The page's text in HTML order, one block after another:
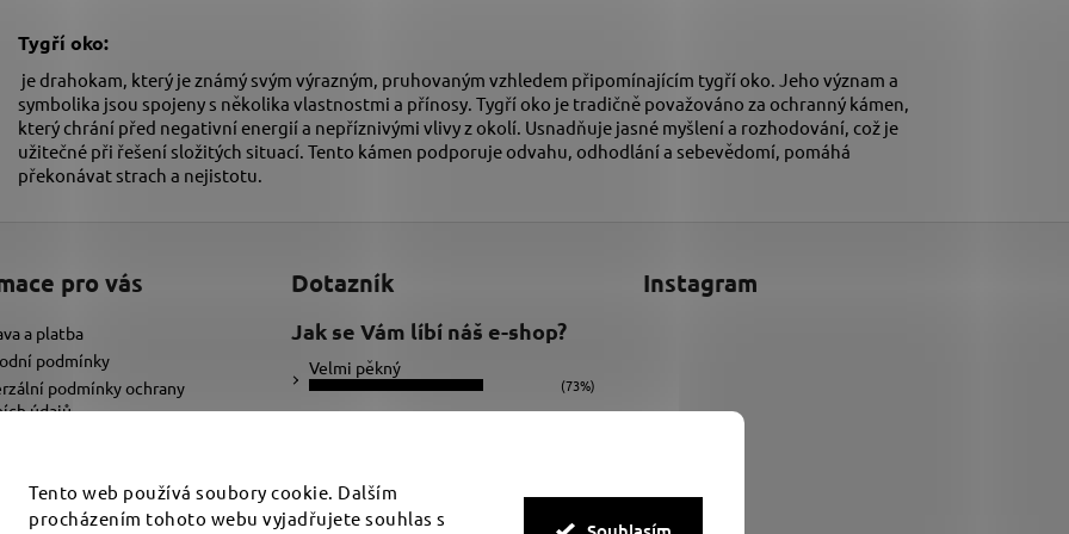
Tento web používá soubory cookie. Dalším
procházením tohoto webu vyjadřujete souhlas s
Tygří oko:
je drahokam, který je známý svým výrazným, pruhovaným vzhledem připomínajícím tygří oko. Jeho význam a
symbolika jsou spojeny s několika vlastnostmi a přínosy. Tygří oko je tradičně považováno za ochranný kámen,
který chrání před negativní energií a nepříznivými vlivy z okolí. Usnadňuje jasné myšlení a rozhodování, což je
užitečné při řešení složitých situací. Tento kámen podporuje odvahu, odhodlání a sebevědomí, pomáhá
překonávat strach a nejistotu.
pro vás
a platba
podmínky
podmínky ochrany
údajů
text pro náramek
Dotazník
Jak se Vám líbí náš e-shop?
Velmi pěkný
(73%)
Ujde to
Počet hlasů:34
Instagram